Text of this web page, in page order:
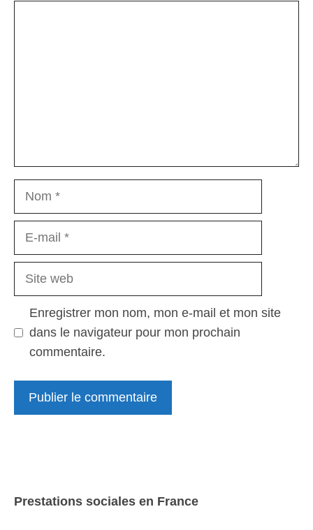
Nom
Site
Enregistrer mon nom, mon e-mail et mon site
dans le navigateur pour mon prochain
commentaire.
Prestations sociales en France